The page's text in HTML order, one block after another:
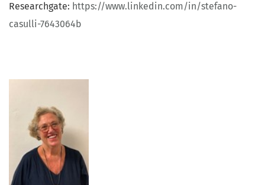
Researchgate: https://www.linkedin.com/in/stefano-
casulli-7643064b